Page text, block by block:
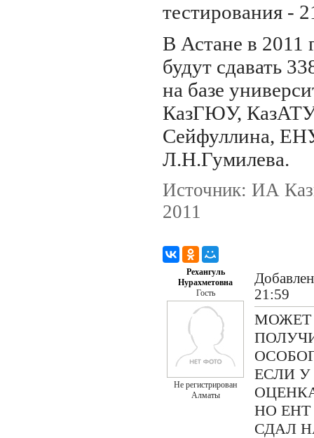
тестирования -
В Астане в 2011
будут сдавать
на базе
КазГЮУ,
Сейфуллина,
Л.Н.Гумилева.
Источник: ИА
2011
Рехангуль
Нурахметовна
Гость
Не регистрирован
Алматы
21:59
МОЖЕТ
ЕСЛИ
НО
СДАЛ